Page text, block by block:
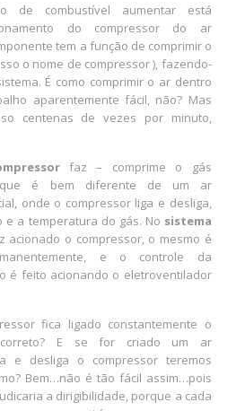
de combustível aumentar está
do compressor do ar
tem a função de comprimir o
o nome de compressor ), fazendo-
É como comprimir o ar dentro
aparentemente fácil, não? Mas
centenas de vezes por minuto,
faz – comprime o gás
que é bem diferente de um ar
onde o compressor liga e desliga,
e a temperatura do gás. No sistema
acionado o compressor, o mesmo é
e o controle da
é feito acionando o eletroventilador
fica ligado constantemente o
E se for criado um ar
e desliga o compressor teremos
Bem…não é tão fácil assim…pois
a dirigibilidade, porque a cada